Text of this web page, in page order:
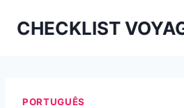
CHECKLIST
PORTUGUÊS